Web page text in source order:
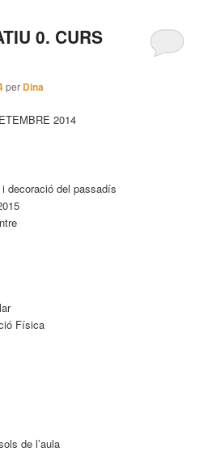
0. CURS
per Dina
2014
decoració del passadís
Física
de l’aula